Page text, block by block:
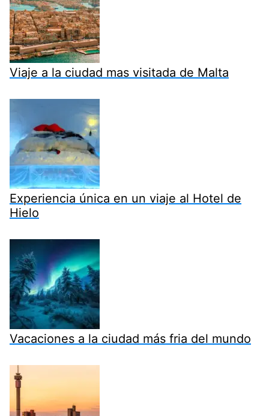
Viaje a la ciudad mas visitada de Malta
Experiencia única en un viaje al Hotel de
Hielo
Vacaciones a la ciudad más fria del mundo